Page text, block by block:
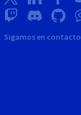
Sigamos en contacto